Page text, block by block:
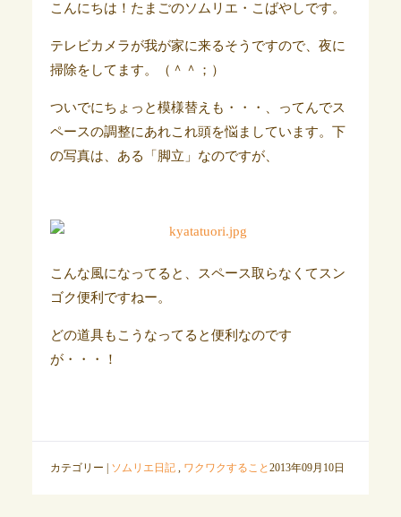
こんにちは！たまごのソムリエ・こばやしです。
テレビカメラが我が家に来るそうですので、夜に
掃除をしてます。（＾＾；）
ついでにちょっと模様替えも・・・、ってんでス
ペースの調整にあれこれ頭を悩ましています。下
の写真は、ある「脚立」なのですが、
こんな風になってると、スペース取らなくてスン
ゴク便利ですねー。
どの道具もこうなってると便利なのです
が・・・！
カテゴリー | ソムリエ日記, ワクワクすること 2013年09月10日